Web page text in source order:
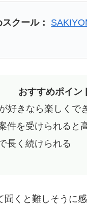
クール：
おすすめポイン
好きなら楽しくで
件を受けられると
長く続けられる
聞くと難しそうに